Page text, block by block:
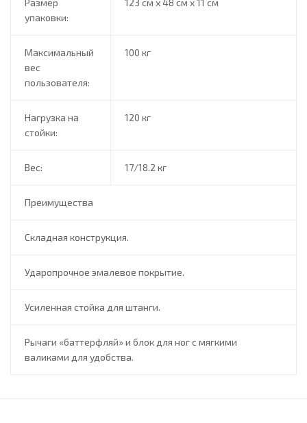
упаковки:
Максимальный
вес
пользователя:
100 кг
Нагрузка на
стойки:
120 кг
Вес: 17/18.2 кг
Преимущества
Складная конструкция.
Ударопрочное эмалевое покрытие.
Усиленная стойка для штанги.
Рычаги «баттерфляй» и блок для ног с мягкими
валиками для удобства.